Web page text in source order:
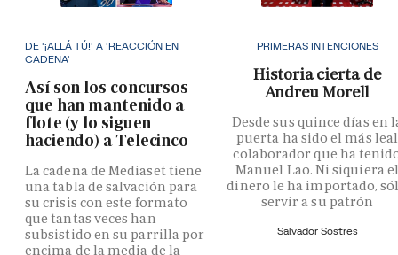
DE '¡ALLÁ TÚ!' A 'REACCIÓN EN
CADENA'
Así son los concursos
que han mantenido a
flote (y lo siguen
haciendo) a Telecinco
La cadena de Mediaset tiene
una tabla de salvación para
su crisis con este formato
que tantas veces han
subsistido en su parrilla por
encima de la media de la
PRIMERAS INTENCIONES
Historia cierta de
Andreu Morell
Desde sus quince días en
puerta ha sido el más leal
colaborador que ha
Manuel Lao. Ni siquiera
dinero le ha importado,
servir a su patrón
Salvador Sostres